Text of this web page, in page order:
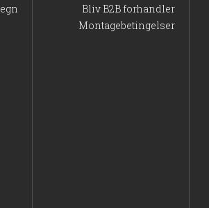
Bliv B2B forhandler
Montagebetingelser